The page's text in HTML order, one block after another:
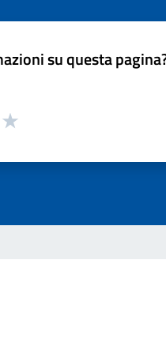
su questa